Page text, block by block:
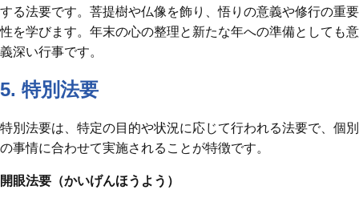
する法要です。菩提樹や仏像を飾り、悟りの意義や修行の重要
性を学びます。年末の心の整理と新たな年への準備としても意
義深い行事です。
5. 特別法要
特別法要は、特定の目的や状況に応じて行われる法要で、個別
の事情に合わせて実施されることが特徴です。
開眼法要（かいげんほうよう）